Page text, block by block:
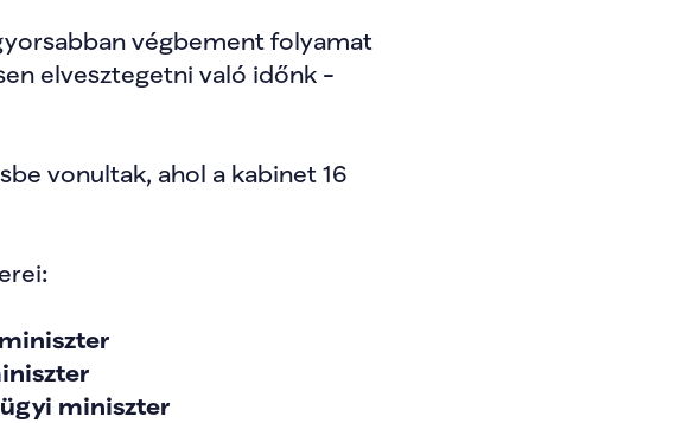
végbement folyamat
elvesztegetni való időnk -
vonultak, ahol a kabinet 16
miniszter